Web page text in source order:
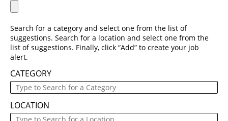
Search for a category and select one from the list of
suggestions. Search for a location and select one from the
list of suggestions. Finally, click “Add” to create your job
alert.
CATEGORY
LOCATION